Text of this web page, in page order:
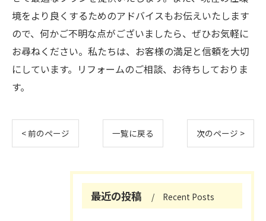
境をより良くするためのアドバイスもお伝えいたします
ので、何かご不明な点がございましたら、ぜひお気軽に
お尋ねください。私たちは、お客様の満足と信頼を大切
にしています。リフォームのご相談、お待ちしておりま
す。
< 前のページ 一覧に戻る 次のページ >
最近の投稿 Recent Posts